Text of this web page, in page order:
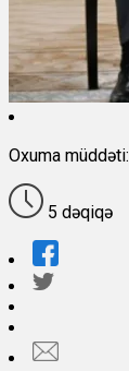
Oxuma müddəti:
5 dəqiqə